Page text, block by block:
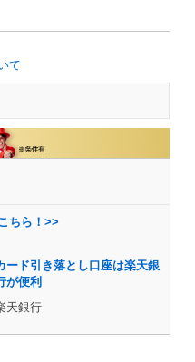
て
ちら！>>
ード引き落とし口座は楽天銀
が便利
天銀行